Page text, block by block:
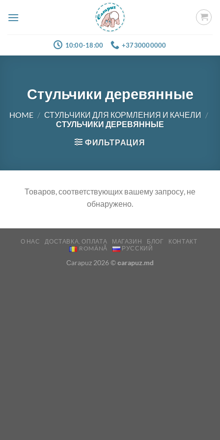
10:00-18:00 +3730000000
Стульчики деревянные
HOME / СТУЛЬЧИКИ ДЛЯ КОРМЛЕНИЯ И КАЧЕЛИ /
СТУЛЬЧИКИ ДЕРЕВЯННЫЕ
ФИЛЬТРАЦИЯ
Товаров, соответствующих вашему запросу, не
обнаружено.
О НАС ДОСТАВКА, ОПЛАТА МАГАЗИН БЛОГ
КОНТАКТ
ROMÂNĂ
РУССКИЙ
Сarapuz 2026 ©сarapuz.md